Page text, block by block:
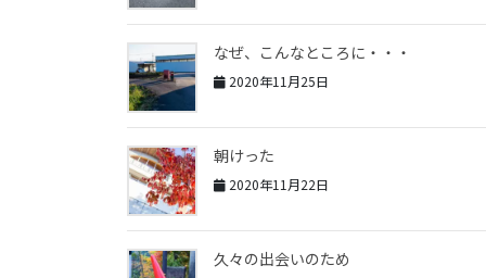
なぜ、こんなところに・・・
2020年11月25日
朝けった
2020年11月22日
久々の出会いのため